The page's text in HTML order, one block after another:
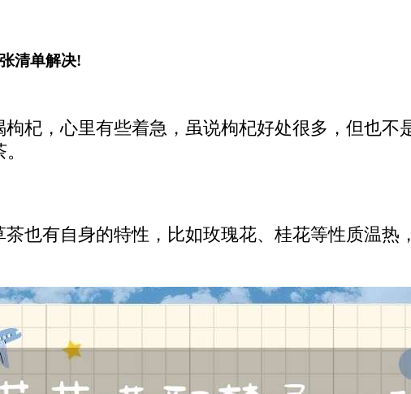
清单解决!
杞，心里有些着急，虽说枸杞好处很多，但也
也有自身的特性，比如玫瑰花、桂花等性质温